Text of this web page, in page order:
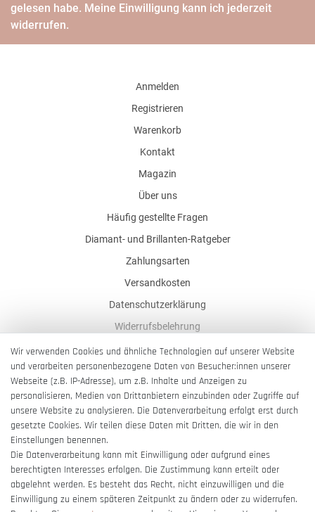
gelesen habe. Meine Einwilligung kann ich jederzeit
widerrufen.
Anmelden
Registrieren
Warenkorb
Kontakt
Magazin
Über uns
Häufig gestellte Fragen
Diamant- und Brillanten-Ratgeber
Zahlungsarten
Versandkosten
Datenschutzerklärung
Widerrufsbelehrung
AGB
Impressum
Barrierefreiheitserklärung
Vertrag widerrufen
Wir verwenden Cookies und ähnliche Technologien auf unserer Website
und verarbeiten personenbezogene Daten von Besucher:innen unserer
Webseite (z.B. IP-Adresse), um z.B. Inhalte und Anzeigen zu
personalisieren, Medien von Drittanbietern einzubinden oder Zugriffe auf
unsere Website zu analysieren. Die Datenverarbeitung erfolgt erst durch
gesetzte Cookies. Wir teilen diese Daten mit Dritten, die wir in den
Einstellungen benennen.
Die Datenverarbeitung kann mit Einwilligung oder aufgrund eines
berechtigten Interesses erfolgen. Die Zustimmung kann erteilt oder
abgelehnt werden. Es besteht das Recht, nicht einzuwilligen und die
Einwilligung zu einem späteren Zeitpunkt zu ändern oder zu widerrufen.